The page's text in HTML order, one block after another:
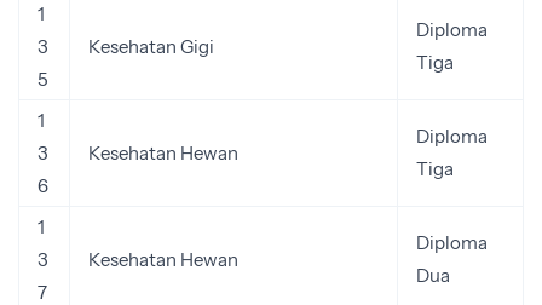
1
3
5
Kesehatan Gigi
Diploma
Tiga
1
3
6
Kesehatan Hewan
Diploma
Tiga
1
3
7
Kesehatan Hewan
Diploma
Dua